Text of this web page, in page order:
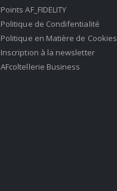
Points AF_FIDELITY
Politique de Condifentialité
Politique en Matière de Cookies
Inscription à la newsletter
AFcoltellerie Business